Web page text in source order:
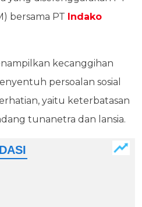
bersama PT Indako
kecanggihan
persoalan sosial
yaitu keterbatasan
tunanetra dan lansia.